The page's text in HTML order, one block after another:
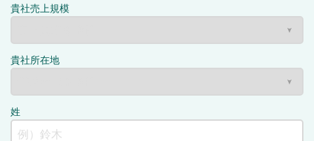
貴社売上規模
貴社所在地
姓